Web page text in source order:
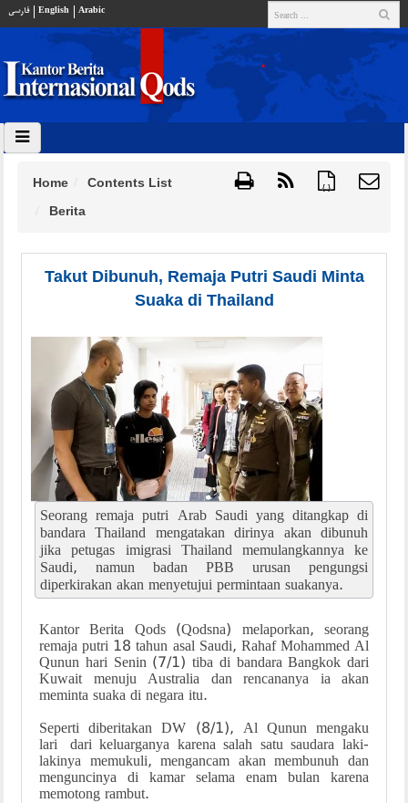
فارسي English Arabic
{ }
Home
Contents List
Berita
Takut Dibunuh, Remaja Putri Saudi Minta
Suaka di Thailand
Seorang remaja putri Arab Saudi yang ditangkap di
bandara Thailand mengatakan dirinya akan dibunuh
jika petugas imigrasi Thailand memulangkannya ke
Saudi, namun badan PBB urusan pengungsi
diperkirakan akan menyetujui permintaan suakanya.
Kantor Berita Qods (Qodsna) melaporkan, seorang
remaja putri 18 tahun asal Saudi, Rahaf Mohammed Al
Qunun hari Senin (7/1) tiba di bandara Bangkok dari
Kuwait menuju Australia dan rencananya ia akan
meminta suaka di negara itu.
Seperti diberitakan DW (8/1), Al Qunun mengaku
lari dari keluarganya karena salah satu saudara laki-
lakinya memukuli, mengancam akan membunuh dan
menguncinya di kamar selama enam bulan karena
memotong rambut.